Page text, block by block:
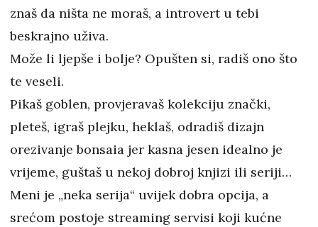
znaš da ništa ne moraš, a introvert u tebi
beskrajno uživa.
Može li ljepše i bolje? Opušten si, radiš ono što
te veseli.
Pikaš goblen, provjeravaš kolekciju znački,
pleteš, igraš plejku, heklaš, odradiš dizajn
orezivanje bonsaia jer kasna jesen idealno je
vrijeme, guštaš u nekoj dobroj knjizi ili seriji…
Meni je „neka serija“ uvijek dobra opcija, a
srećom postoje streaming servisi koji kućne